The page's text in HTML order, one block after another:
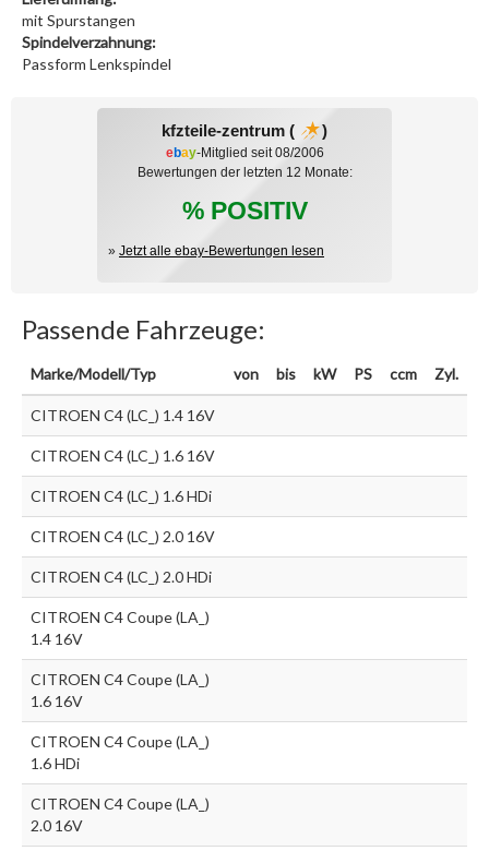
mit Spurstangen
Spindelverzahnung:
Passform Lenkspindel
kfzteile-zentrum ( )
ebay-Mitglied seit 08/2006
Bewertungen der letzten 12 Monate:
% POSITIV
» Jetzt alle ebay-Bewertungen lesen
Passende Fahrzeuge:
Marke/Modell/Typ von bis kW PS ccm Zyl.
CITROEN C4 (LC_) 1.4 16V
CITROEN C4 (LC_) 1.6 16V
CITROEN C4 (LC_) 1.6 HDi
CITROEN C4 (LC_) 2.0 16V
CITROEN C4 (LC_) 2.0 HDi
CITROEN C4 Coupe (LA_)
1.4 16V
CITROEN C4 Coupe (LA_)
1.6 16V
CITROEN C4 Coupe (LA_)
1.6 HDi
CITROEN C4 Coupe (LA_)
2.0 16V